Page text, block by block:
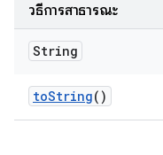
วิธีการสาธารณะ
String
toString()